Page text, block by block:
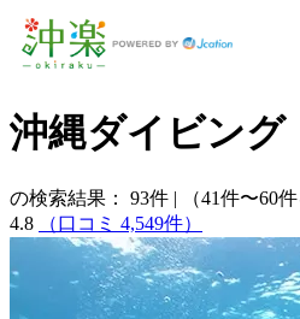
沖縄ダイビング
の検索結果： 93件 |
（41件〜60
4.8
（口コミ 4,549件）